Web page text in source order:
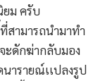
ยม ครับ
สามารถนำมาทำ
ะดักฆ่ากลับมอง
ารายณ์เเปลงรูป